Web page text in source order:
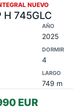
NUEVO
H 745GLC
AÑO
2025
DORMIR
4
LARGO
749 m
EUR